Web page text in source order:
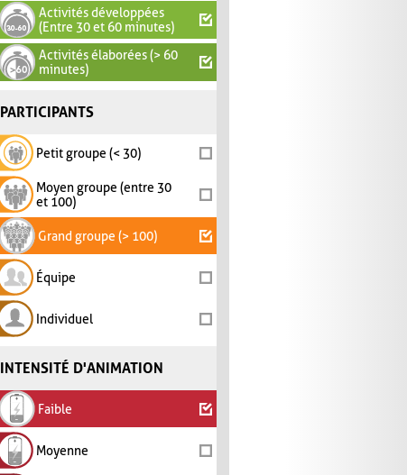
Activités développées
(Entre 30 et 60 minutes)
Activités élaborées (> 60
minutes)
PARTICIPANTS
Petit groupe (< 30)
Moyen groupe (entre 30
et 100)
Grand groupe (> 100)
Équipe
Individuel
INTENSITÉ D'ANIMATION
Faible
Moyenne